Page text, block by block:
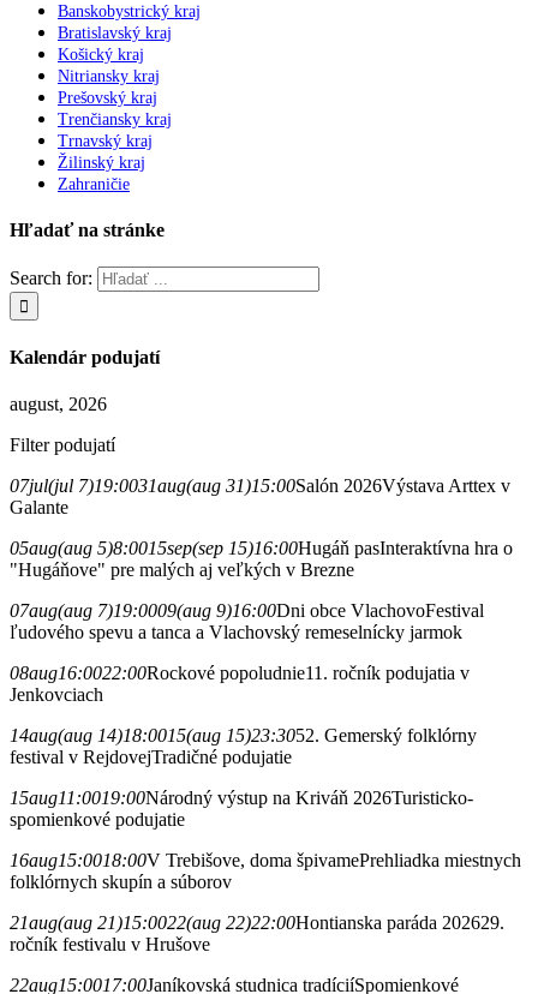
Banskobystrický kraj
Bratislavský kraj
Košický kraj
Nitriansky kraj
Prešovský kraj
Trenčiansky kraj
Trnavský kraj
Žilinský kraj
Zahraničie
Hľadať na stránke
Search for:
Kalendár podujatí
august, 2026
Filter podujatí
07jul(jul 7)19:0031aug(aug 31)15:00Salón 2026Výstava Arttex v
Galante
05aug(aug 5)8:0015sep(sep 15)16:00Hugáň pasInteraktívna hra o
"Hugáňove" pre malých aj veľkých v Brezne
07aug(aug 7)19:0009(aug 9)16:00Dni obce VlachovoFestival
ľudového spevu a tanca a Vlachovský remeselnícky jarmok
08aug16:0022:00Rockové popoludnie11. ročník podujatia v
Jenkovciach
14aug(aug 14)18:0015(aug 15)23:3052. Gemerský folklórny
festival v RejdovejTradičné podujatie
15aug11:0019:00Národný výstup na Kriváň 2026Turisticko-
spomienkové podujatie
16aug15:0018:00V Trebišove, doma špivamePrehliadka miestnych
folklórnych skupín a súborov
21aug(aug 21)15:0022(aug 22)22:00Hontianska paráda 202629.
ročník festivalu v Hrušove
22aug15:0017:00Janíkovská studnica tradíciíSpomienkové